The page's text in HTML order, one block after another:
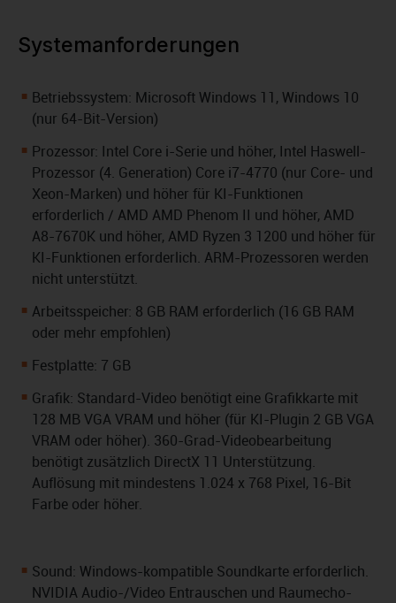
Systemanforderungen
Betriebssystem: Microsoft Windows 11, Windows 10
(nur 64-Bit-Version)
Prozessor: Intel Core i-Serie und höher, Intel Haswell-
Prozessor (4. Generation) Core i7-4770 (nur Core- und
Xeon-Marken) und höher für KI-Funktionen
erforderlich / AMD AMD Phenom II und höher, AMD
A8-7670K und höher, AMD Ryzen 3 1200 und höher für
KI-Funktionen erforderlich. ARM-Prozessoren werden
nicht unterstützt.
Arbeitsspeicher: 8 GB RAM erforderlich (16 GB RAM
oder mehr empfohlen)
Festplatte: 7 GB
Grafik: Standard-Video benötigt eine Grafikkarte mit
128 MB VGA VRAM und höher (für KI-Plugin 2 GB VGA
VRAM oder höher). 360-Grad-Videobearbeitung
benötigt zusätzlich DirectX 11 Unterstützung.
Auflösung mit mindestens 1.024 x 768 Pixel, 16-Bit
Farbe oder höher.
Sound: Windows-kompatible Soundkarte erforderlich.
NVIDIA Audio-/Video Entrauschen und Raumecho-